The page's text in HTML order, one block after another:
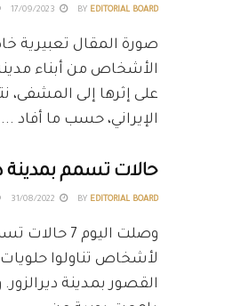
BY EDITORIAL BOARD
الأشخاص من أبناء
على إثرها إلى المشفى،
الإيراني، حسب ما أفاد ...
حالات تسمم بمدينة
BY EDITORIAL BOARD
وصلت اليوم
لأشخاص تناولوا
القصور بمدينة